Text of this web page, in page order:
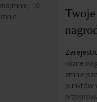
10
różne
punktów